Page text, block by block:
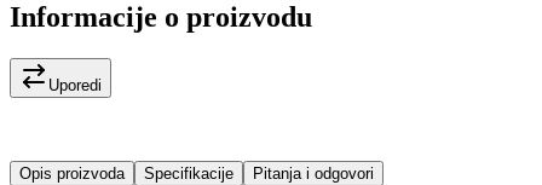
Informacije o proizvodu
Uporedi
Opis proizvoda Specifikacije Pitanja i odgovori